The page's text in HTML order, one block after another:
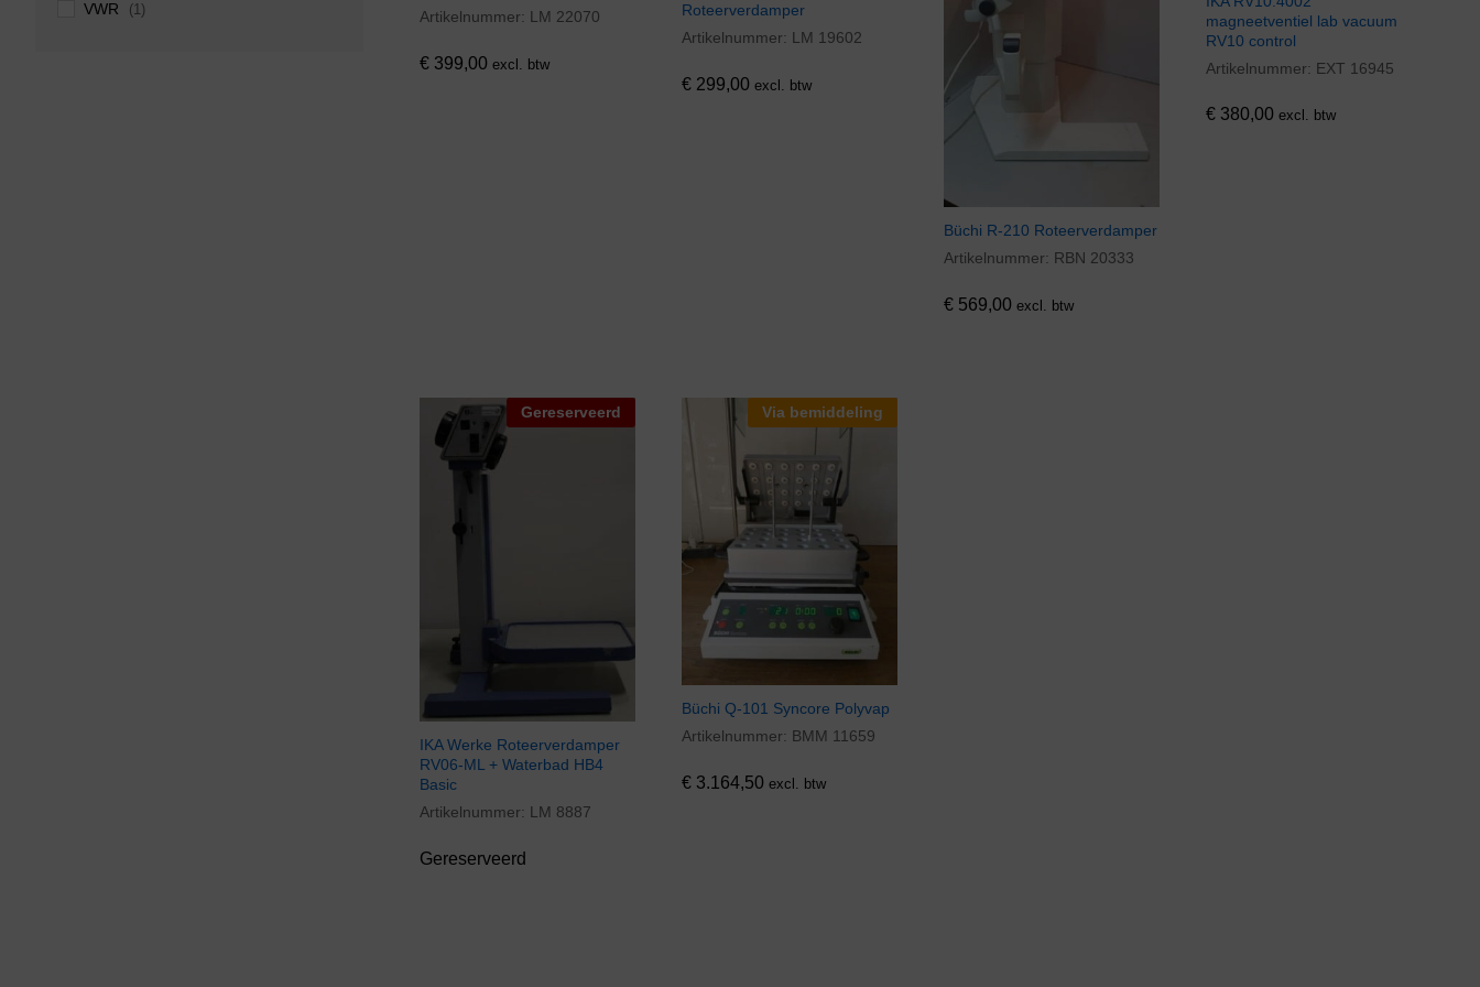
Artikelnummer: LM 22070
€399,00 excl. btw
€399,00
Roteerverdamper
Artikelnummer: LM 19602
€299,00 excl. btw
€299,00
Büchi R-210 Roteerverdamper
Artikelnummer: RBN 20333
€569,00 excl. btw
€569,00
magneetventiel lab vacuum
RV10 control
Artikelnummer: EXT 16945
€380,00 excl. btw
€380,00
Gereserveerd
IKA Werke Roteerverdamper
RV06-ML + Waterbad HB4
Basic
Artikelnummer: LM 8887
Gereserveerd
Via bemiddeling
Büchi Q-101 Syncore Polyvap
Artikelnummer: BMM 11659
€3.164,50 excl. btw
€3.164,50
VWR (1)